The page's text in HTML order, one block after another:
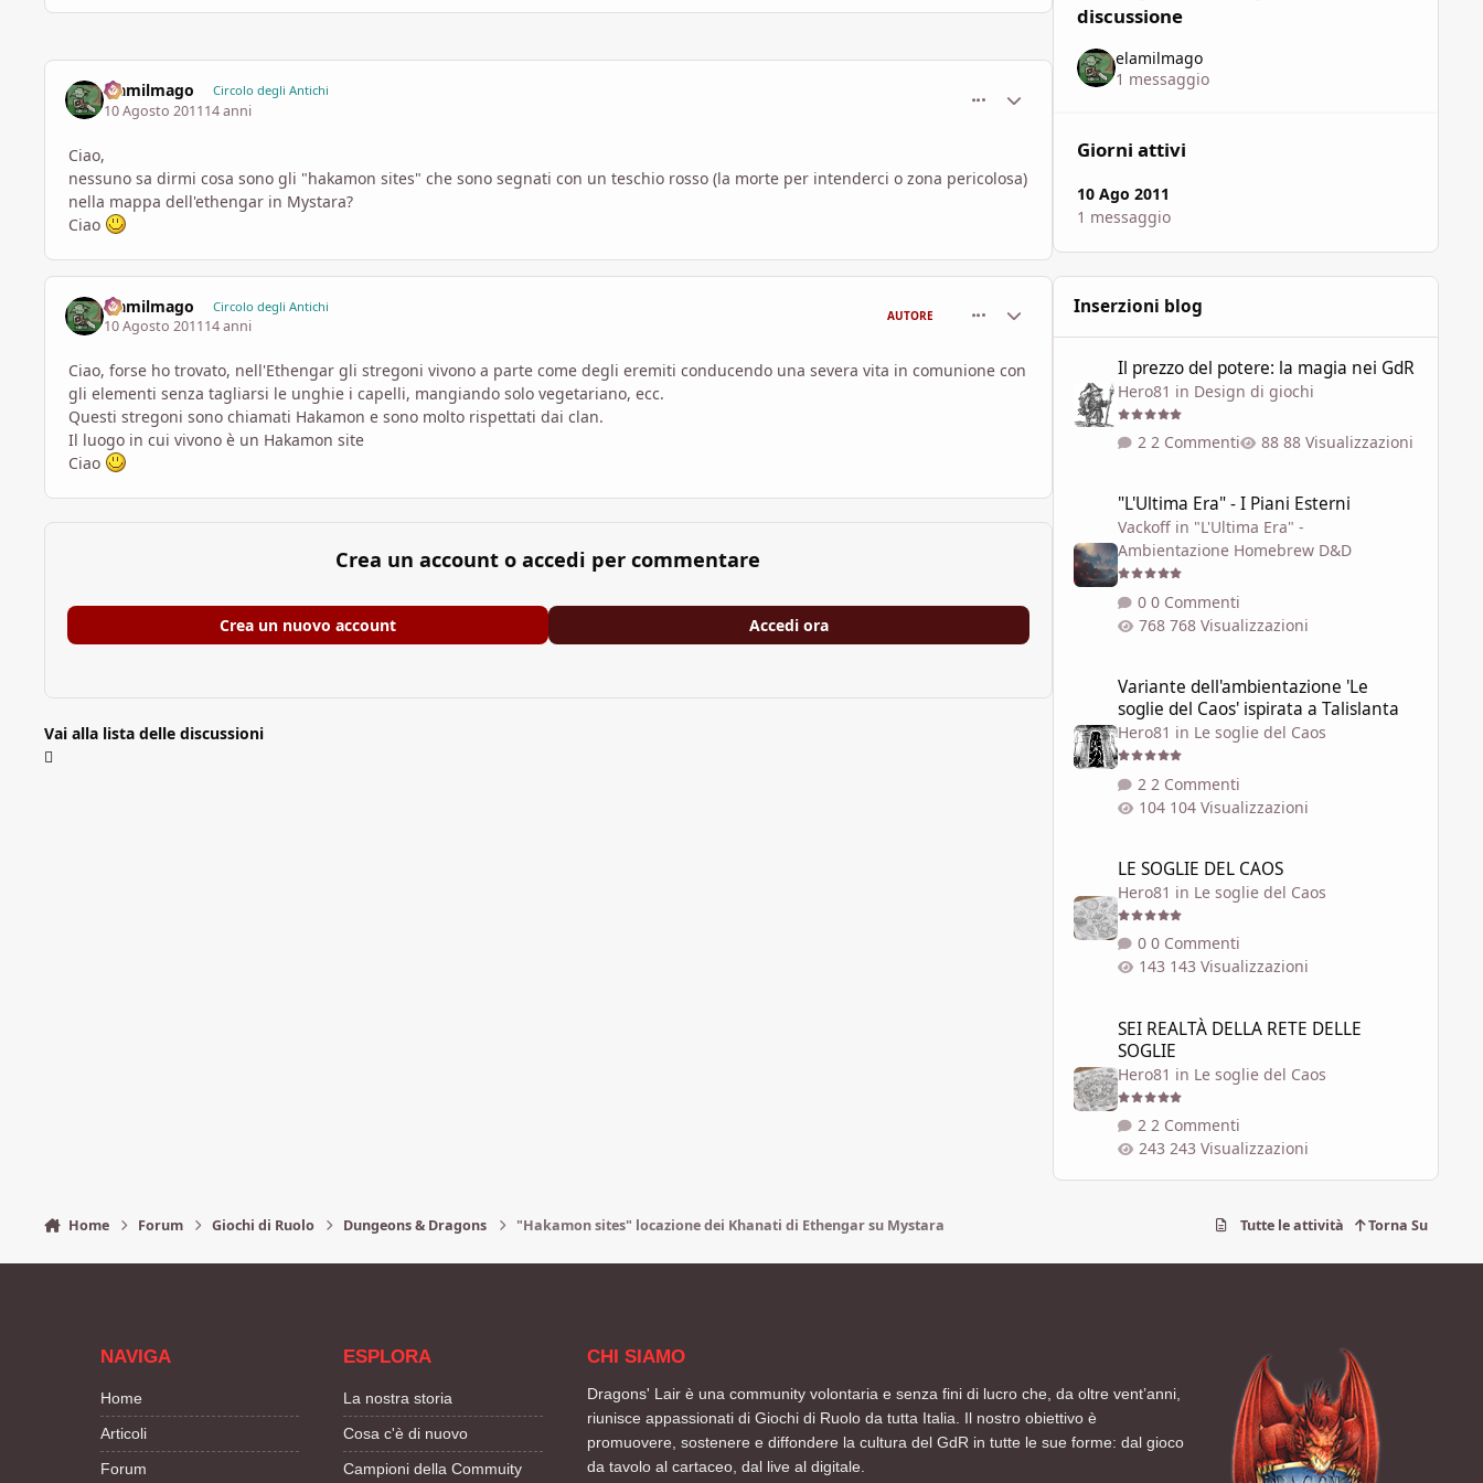
elamilmago Circolo degli Antichi
10 Agosto 201114 anni
comment_627685
Statistiche Autore
Ciao,
nessuno sa dirmi cosa sono gli "hakamon sites" che sono segnati con un teschio rosso (la morte per intenderci o zona pericolosa)
nella mappa dell'ethengar in Mystara?
Ciao
elamilmago Circolo degli Antichi
10 Agosto 201114 anni
AUTORE comment_627705
Statistiche Autore
Ciao, forse ho trovato, nell'Ethengar gli stregoni vivono a parte come degli eremiti conducendo una severa vita in comunione con
gli elementi senza tagliarsi le unghie i capelli, mangiando solo vegetariano, ecc.
Questi stregoni sono chiamati Hakamon e sono molto rispettati dai clan.
Il luogo in cui vivono è un Hakamon site
Ciao
Crea un account o accedi per commentare
Crea un nuovo account Accedi ora
Vai alla lista delle discussioni
discussione
elamilmago
1 messaggio
Giorni attivi
10 Ago 2011
1 messaggio
Inserzioni blog
Il prezzo del potere: la magia nei GdR
Hero81 in Design di giochi
2 Commenti 88 Visualizzazioni
"L'Ultima Era" - I Piani Esterni
Vackoffin "L'Ultima Era" -
Ambientazione Homebrew D&D
0 Commenti
768 Visualizzazioni
Variante dell'ambientazione 'Le
soglie del Caos' ispirata a Talislanta
Hero81 in Le soglie del Caos
2 Commenti
104 Visualizzazioni
LE SOGLIE DEL CAOS
Hero81 in Le soglie del Caos
0 Commenti
143 Visualizzazioni
SEI REALTÀ DELLA RETE DELLE
SOGLIE
Hero81 in Le soglie del Caos
2 Commenti
243 Visualizzazioni
Home Forum Giochi di Ruolo Dungeons & Dragons "Hakamon sites" locazione dei Khanati di Ethengar su Mystara Tutte le attività Torna Su
NAVIGA
Home
Articoli
Forum
ESPLORA
La nostra storia
Cosa c'è di nuovo
Campioni della Commuity
CHI SIAMO
Dragons' Lair è una community volontaria e senza fini di lucro che, da oltre vent’anni,
riunisce appassionati di Giochi di Ruolo da tutta Italia. Il nostro obiettivo è
promuovere, sostenere e diffondere la cultura del GdR in tutte le sue forme: dal gioco
da tavolo al cartaceo, dal live al digitale.